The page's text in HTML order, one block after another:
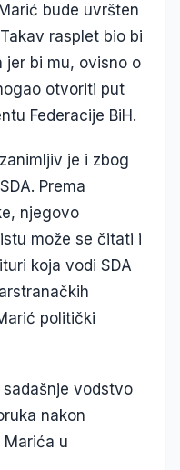
bude uvršten
rasplet bio bi
jer bi mu, ovisno o
otvoriti put
Federacije BiH.
je i zbog
Prema
njegovo
može se čitati i
koja vodi SDA
politički
vodstvo
nakon
u